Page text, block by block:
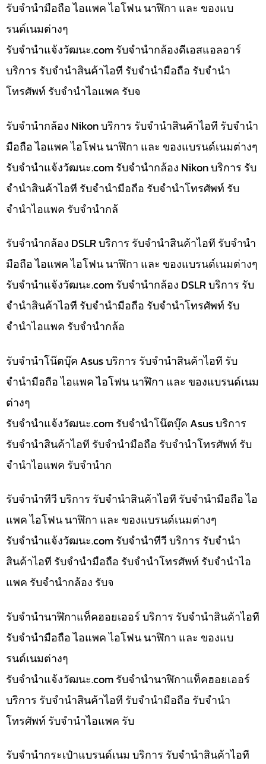
รับจำนำมือถือ ไอแพค ไอโฟน นาฬิกา และ ของแบ
รนด์เนมต่างๆ
รับจํานําแจ้งวัฒนะ.com รับจำนำกล้องดีเอสแอลอาร์
บริการ รับจำนำสินค้าไอที รับจำนำมือถือ รับจำนำ
โทรศัพท์ รับจำนำไอแพค รับจ
รับจำนำกล้อง Nikon บริการ รับจำนำสินค้าไอที รับจำนำ
มือถือ ไอแพค ไอโฟน นาฬิกา และ ของแบรนด์เนมต่างๆ
รับจํานําแจ้งวัฒนะ.com รับจำนำกล้อง Nikon บริการ รับ
จำนำสินค้าไอที รับจำนำมือถือ รับจำนำโทรศัพท์ รับ
จำนำไอแพค รับจำนำกล้
รับจำนำกล้อง DSLR บริการ รับจำนำสินค้าไอที รับจำนำ
มือถือ ไอแพค ไอโฟน นาฬิกา และ ของแบรนด์เนมต่างๆ
รับจํานําแจ้งวัฒนะ.com รับจำนำกล้อง DSLR บริการ รับ
จำนำสินค้าไอที รับจำนำมือถือ รับจำนำโทรศัพท์ รับ
จำนำไอแพค รับจำนำกล้อ
รับจำนำโน๊ตบุ๊ค Asus บริการ รับจำนำสินค้าไอที รับ
จำนำมือถือ ไอแพค ไอโฟน นาฬิกา และ ของแบรนด์เนม
ต่างๆ
รับจํานําแจ้งวัฒนะ.com รับจำนำโน๊ตบุ๊ค Asus บริการ
รับจำนำสินค้าไอที รับจำนำมือถือ รับจำนำโทรศัพท์ รับ
จำนำไอแพค รับจำนำก
รับจำนำทีวี บริการ รับจำนำสินค้าไอที รับจำนำมือถือ ไอ
แพค ไอโฟน นาฬิกา และ ของแบรนด์เนมต่างๆ
รับจํานําแจ้งวัฒนะ.com รับจำนำทีวี บริการ รับจำนำ
สินค้าไอที รับจำนำมือถือ รับจำนำโทรศัพท์ รับจำนำไอ
แพค รับจำนำกล้อง รับจ
รับจำนำนาฬิกาแท็คฮอยเออร์ บริการ รับจำนำสินค้าไอที
รับจำนำมือถือ ไอแพค ไอโฟน นาฬิกา และ ของแบ
รนด์เนมต่างๆ
รับจํานําแจ้งวัฒนะ.com รับจำนำนาฬิกาแท็คฮอยเออร์
บริการ รับจำนำสินค้าไอที รับจำนำมือถือ รับจำนำ
โทรศัพท์ รับจำนำไอแพค รับ
รับจำนำกระเป๋าแบรนด์เนม บริการ รับจำนำสินค้าไอที